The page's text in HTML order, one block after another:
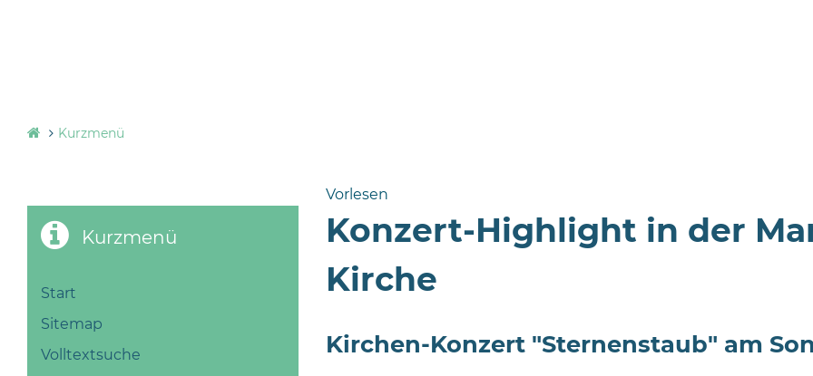
Kurzmenü
Vorlesen
Kurzmenü
Start
Sitemap
Volltextsuche
Konzert-Highlight in der
Kirche
Kirchen-Konzert "Sternenstaub" am